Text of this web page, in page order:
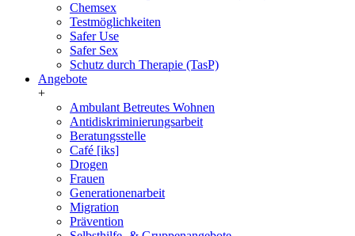
Chemsex
Testmöglichkeiten
Safer Use
Safer Sex
Schutz durch Therapie (TasP)
Angebote
+
Ambulant Betreutes Wohnen
Antidiskriminierungsarbeit
Beratungsstelle
Café [iks]
Drogen
Frauen
Generationenarbeit
Migration
Prävention